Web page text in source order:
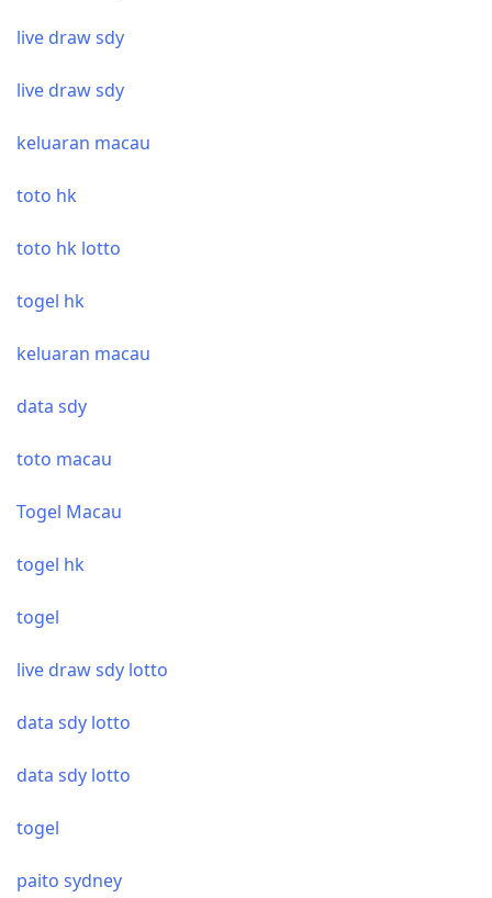
live draw sdy
live draw sdy
keluaran macau
toto hk
toto hk lotto
togel hk
keluaran macau
data sdy
toto macau
Togel Macau
togel hk
togel
live draw sdy lotto
data sdy lotto
data sdy lotto
togel
paito sydney